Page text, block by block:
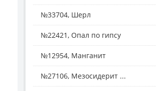
№33704, Шерл
№22421, Опал по гипсу
№12954, Манганит
№27106, Мезосидерит ...